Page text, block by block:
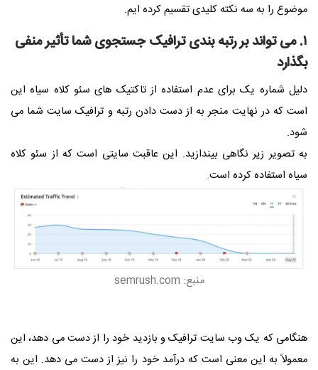
موضوع را به سه نکته کلیدی تقسیم کرده ایم.
۱. می تواند بر رتبه بندی ترافیک جستجوی شما تأثیر منفی
بگذارد
دلیل شماره یک برای عدم استفاده از تاکتیک های سئو کلاه سیاه این
است که در نهایت منجر به از دست دادن رتبه و ترافیک سایت شما می
شود.
به تصویر زیر نگاهی بیندازید. این عاقبت سایتی است که از سئو کلاه
سیاه استفاده کرده است.
منبع: semrush.com
هنگامی که یک وب سایت ترافیک و بازدید خود را از دست می دهد، این
معمولاً به این معنی است که درآمد خود را نیز از دست می دهد. این به